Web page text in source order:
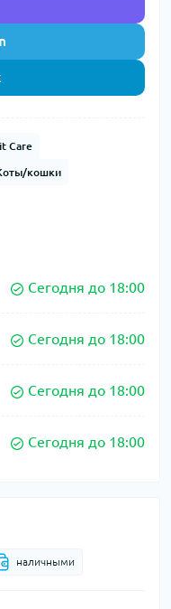
Care
кошки
Сегодня до 18:00
Сегодня до 18:00
Сегодня до 18:00
Сегодня до 18:00
наличными